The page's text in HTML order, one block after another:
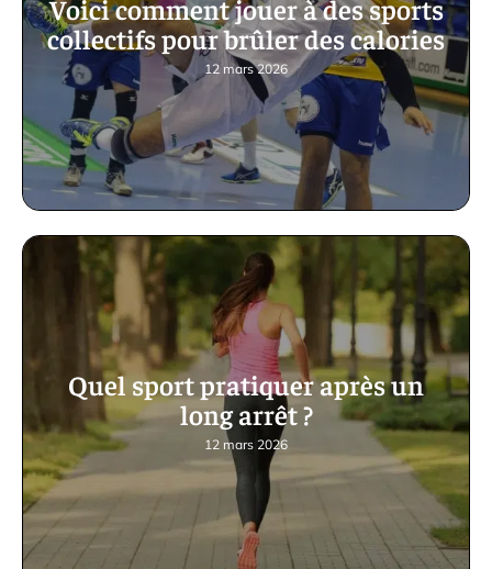
Voici comment jouer à des sports
collectifs pour brûler des calories
12 mars 2026
Quel sport pratiquer après un
long arrêt ?
12 mars 2026